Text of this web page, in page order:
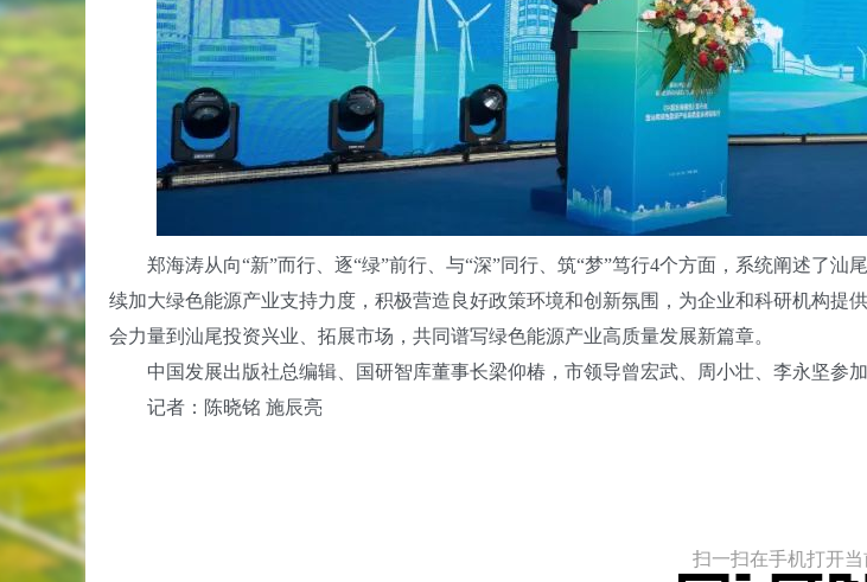
郑海涛从向“新”而行、逐“绿”前行、与“深”同行、筑“梦”笃行4个方面，系统阐述了汕
续加大绿色能源产业支持力度，积极营造良好政策环境和创新氛围，为企业和科研机构
会力量到汕尾投资兴业、拓展市场，共同谱写绿色能源产业高质量发展新篇章。
中国发展出版社总编辑、国研智库董事长梁仰椿，市领导曾宏武、周小壮、李永坚参加
记者：陈晓铭 施辰亮
扫一扫在手机打开